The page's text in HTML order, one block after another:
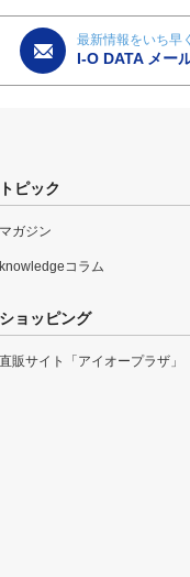
最新情報をいち早
I-O DATA メー
トピック
マガジン
knowledgeコラム
ショッピング
直販サイト「アイオープラザ」